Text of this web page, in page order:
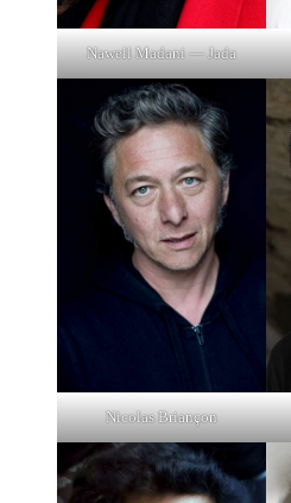
Nawell Madani — Jada
Nicolas Briançon